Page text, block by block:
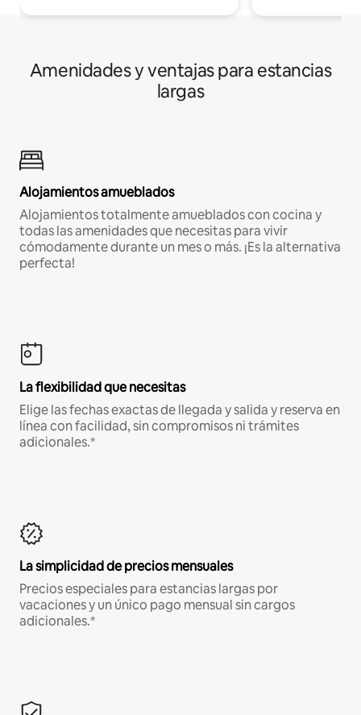
Amenidades y ventajas para estancias
largas
Alojamientos amueblados
Alojamientos totalmente amueblados con cocina y
todas las amenidades que necesitas para vivir
cómodamente durante un mes o más. ¡Es la alternativa
perfecta!
La flexibilidad que necesitas
Elige las fechas exactas de llegada y salida y reserva en
línea con facilidad, sin compromisos ni trámites
adicionales.*
La simplicidad de precios mensuales
Precios especiales para estancias largas por
vacaciones y un único pago mensual sin cargos
adicionales.*